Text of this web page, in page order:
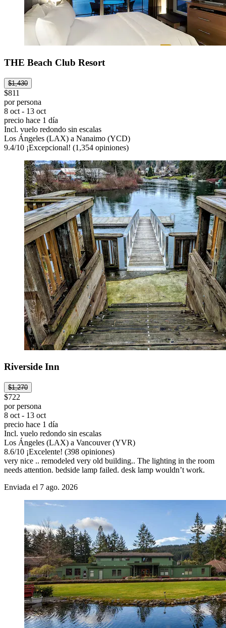
THE Beach Club Resort
$1,430
$811
por persona
8 oct - 13 oct
precio hace 1 día
Incl. vuelo redondo sin escalas
Los Ángeles (LAX) a Nanaimo (YCD)
9.4/10 ¡Excepcional! (1,354 opiniones)
Riverside Inn
$1,270
$722
por persona
8 oct - 13 oct
precio hace 1 día
Incl. vuelo redondo sin escalas
Los Ángeles (LAX) a Vancouver (YVR)
8.6/10 ¡Excelente! (398 opiniones)
very nice .. remodeled very old building.. The lighting in the room
needs attention. bedside lamp failed. desk lamp wouldn’t work.
Enviada el 7 ago. 2026